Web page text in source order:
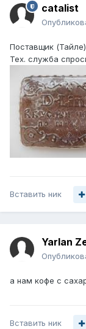
catalist
Поставщик
Тех. служба
Вставить ник
Yarlan
а нам кофе с
Вставить ник